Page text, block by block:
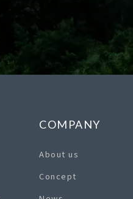
COMPANY
About us
Concept